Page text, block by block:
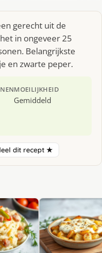
gerecht uit de
in ongeveer 25
Belangrijkste
en zwarte peper.
MOEILIJKHEID
Gemiddeld
dit recept ★